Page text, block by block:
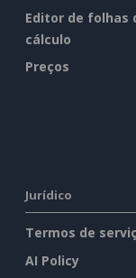
Editor de folhas
cálculo
Preços
Jurídico
Termos de
AI Policy